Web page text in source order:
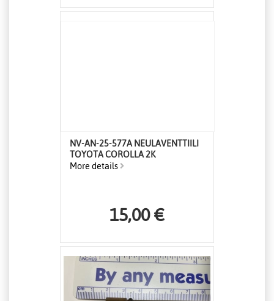
NV-AN-25-577A NEULAVENTTIILI
TOYOTA COROLLA 2K
More details
15,00 €